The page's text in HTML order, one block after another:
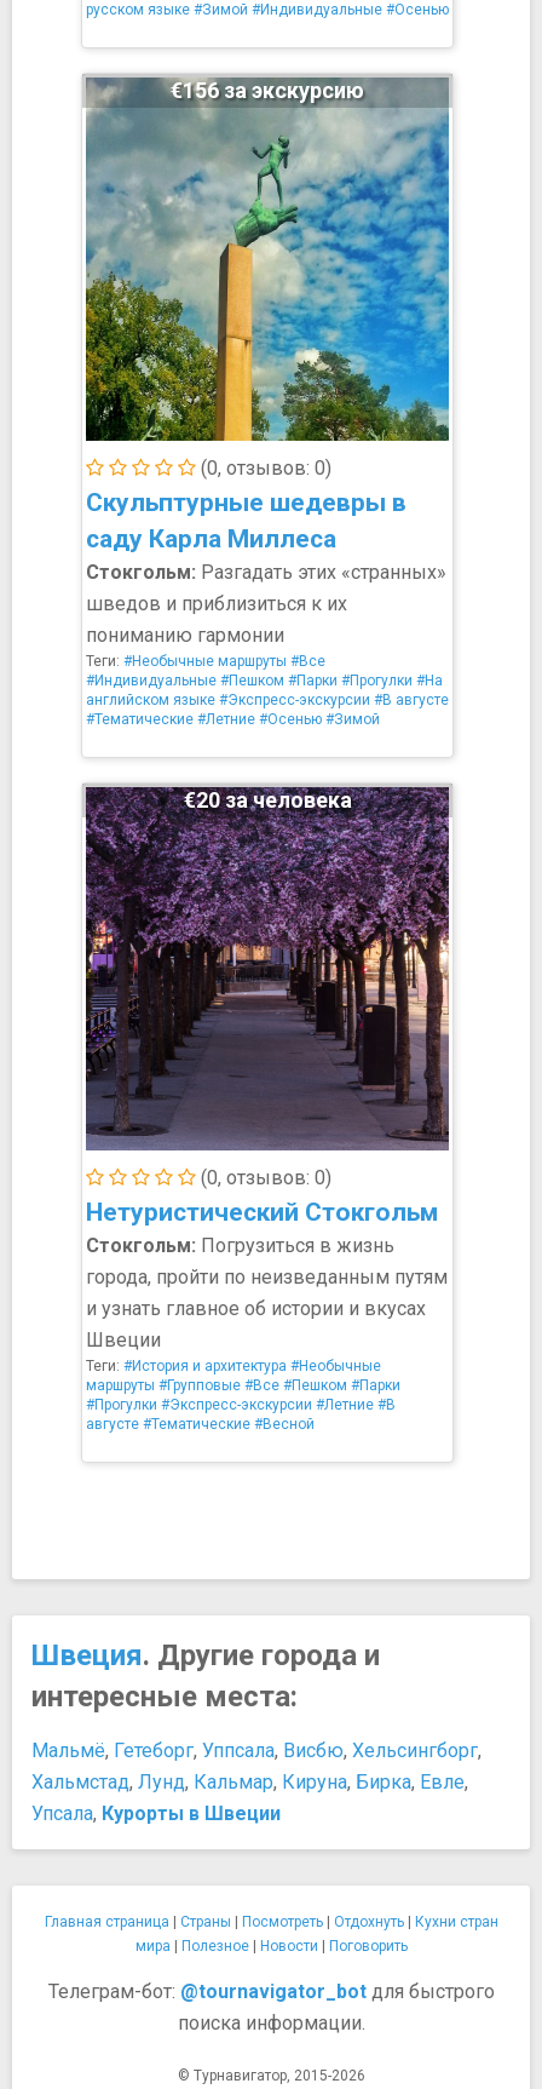
русском языке #Зимой #Индивидуальные #Осенью
(0, отзывов: 0)
Скульптурные шедевры в
саду Карла Миллеса
€156 за экскурсию
Стокгольм: Разгадать этих «странных»
шведов и приблизиться к их
пониманию гармонии
Теги: #Необычные маршруты #Все
#Индивидуальные #Пешком #Парки #Прогулки #На
английском языке #Экспресс-экскурсии #В августе
#Тематические #Летние #Осенью #Зимой
(0, отзывов: 0)
Нетуристический Стокгольм
€20 за человека
Стокгольм: Погрузиться в жизнь
города, пройти по неизведанным путям
и узнать главное об истории и вкусах
Швеции
Теги: #История и архитектура #Необычные
маршруты #Групповые #Все #Пешком #Парки
#Прогулки #Экспресс-экскурсии #Летние #В
августе #Тематические #Весной
Швеция. Другие города и
интересные места:
Мальмё, Гетеборг, Уппсала, Висбю, Хельсингборг,
Хальмстад, Лунд, Кальмар, Кируна, Бирка, Евле,
Упсала, Курорты в Швеции
Главная страница Страны Посмотреть| Отдохнуть|
Кухни стран
мира
Полезное| Новости Поговорить
Телеграм-бот: @tournavigator_botдля быстрого
поиска информации.
© Турнавигатор, 2015-2026